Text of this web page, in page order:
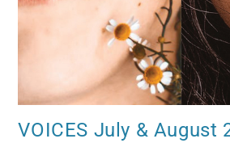
VOICES July & August